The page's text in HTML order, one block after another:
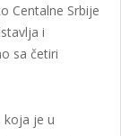
Centalne Srbije
i
sa četiri
koja je u